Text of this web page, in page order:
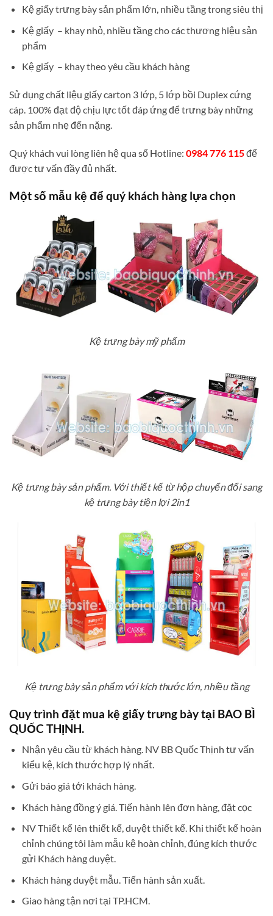
Kệ giấy trưng bày sản phẩm lớn, nhiều tầng trong siêu thị
Kệ giấy – khay nhỏ, nhiều tầng cho các thương hiệu sản
phẩm
Kệ giấy – khay theo yêu cầu khách hàng
Sử dụng chất liệu giấy carton 3 lớp, 5 lớp bồi Duplex cứng
cáp. 100% đạt độ chịu lực tốt đáp ứng để trưng bày những
sản phẩm nhẹ đến nặng.
Quý khách vui lòng liên hệ qua số Hotline: 0984 776 115để
được tư vấn đầy đủ nhất.
Một số mẫu kệ để quý khách hàng lựa chọn
Kệ trưng bày mỹ phẩm
Kệ trưng bày sản phẩm. Với thiết kế từ hộp chuyển đổi sang
kệ trưng bày tiện lợi 2in1
Kệ trưng bày sản phẩm với kích thước lớn, nhiều tầng
Quy trình đặt mua kệ giấy trưng bày tại BAO BÌ
QUỐC THỊNH.
Nhận yêu cầu từ khách hàng. NV BB Quốc Thịnh tư vấn
kiểu kệ, kích thước hợp lý nhất.
Gửi báo giá tới khách hàng.
Khách hàng đồng ý giá. Tiến hành lên đơn hàng, đặt cọc
NV Thiết kế lên thiết kế, duyệt thiết kế. Khi thiết kế hoàn
chỉnh chúng tôi làm mẫu kệ hoàn chỉnh, đúng kích thước
gửi Khách hàng duyệt.
Khách hàng duyệt mẫu. Tiến hành sản xuất.
Giao hàng tận nơi tại TP.HCM.